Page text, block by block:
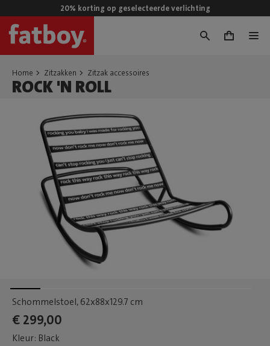
20% korting op geselecteerde verlichting
0
Home Zitzakken Zitzak accessoires
ROCK 'N ROLL
Schommelstoel, 62x88x129.7 cm
€ 299,00
Kleur: Black